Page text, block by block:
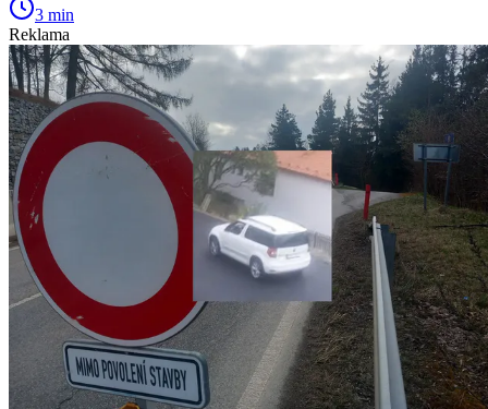
3 min
Reklama